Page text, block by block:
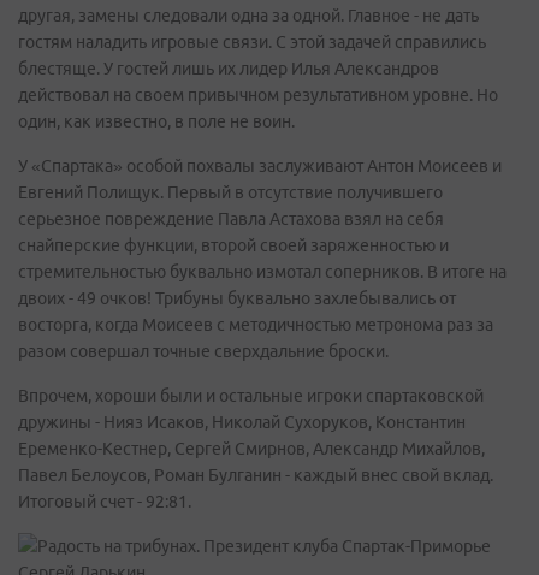
другая, замены следовали одна за одной. Главное - не дать
гостям наладить игровые связи. С этой задачей справились
блестяще. У гостей лишь их лидер Илья Александров
действовал на своем привычном результативном уровне. Но
один, как известно, в поле не воин.
У «Спартака» особой похвалы заслуживают Антон Моисеев и
Евгений Полищук. Первый в отсутствие получившего
серьезное повреждение Павла Астахова взял на себя
снайперские функции, второй своей заряженностью и
стремительностью буквально измотал соперников. В итоге на
двоих - 49 очков! Трибуны буквально захлебывались от
восторга, когда Моисеев с методичностью метронома раз за
разом совершал точные сверхдальние броски.
Впрочем, хороши были и остальные игроки спартаковской
дружины - Нияз Исаков, Николай Сухоруков, Константин
Еременко-Кестнер, Сергей Смирнов, Александр Михайлов,
Павел Белоусов, Роман Булганин - каждый внес свой вклад.
Итоговый счет - 92:81.